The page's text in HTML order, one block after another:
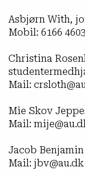
Asbjørn With,
Mobil: 6166
Christina
Mail:
Mie Skov
Mail:
Jacob
Mail: jbv@au.dk